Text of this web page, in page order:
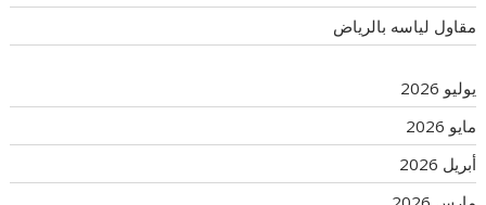
مقاول لياسه بالرياض
يوليو 2026
مايو 2026
أبريل 2026